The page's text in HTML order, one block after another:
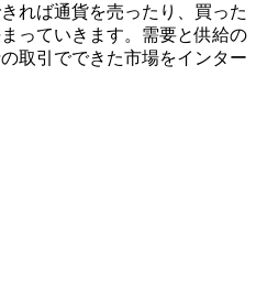
れば通貨を売ったり、買った
っていきます。需要と供給の
取引でできた市場をインター